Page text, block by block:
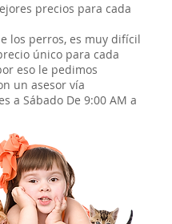
precios para cada
los perros, es muy difícil
único para cada
eso le pedimos
un asesor vía
a Sábado De 9:00 AM a